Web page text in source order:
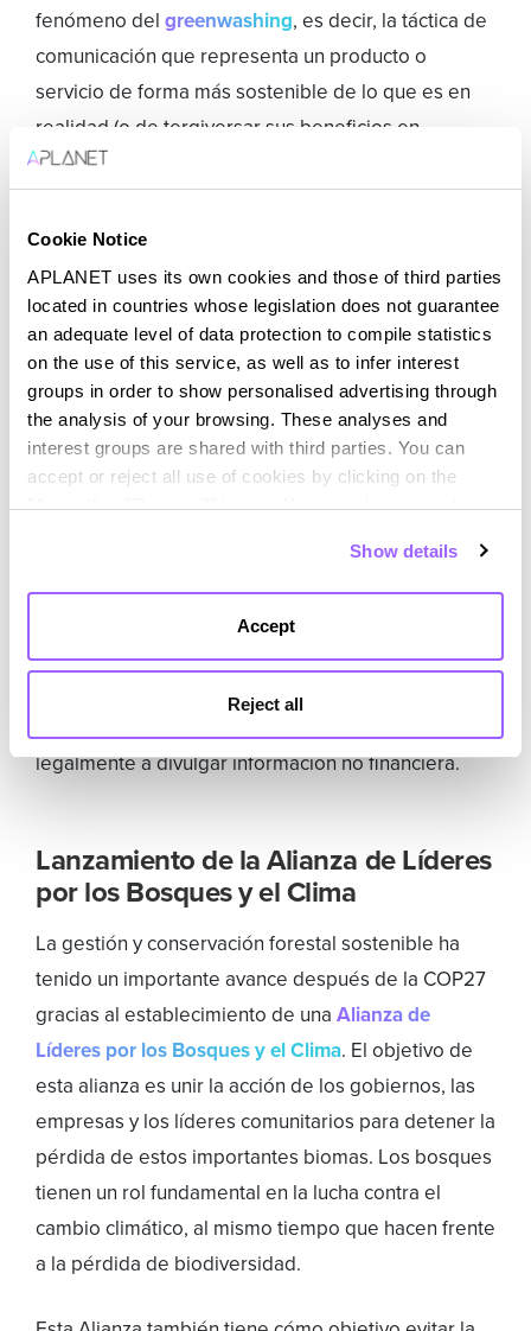
Cookie Notice
APLANET uses its own cookies and those of third parties
located in countries whose legislation does not guarantee
an adequate level of data protection to compile statistics
on the use of this service, as well as to infer interest
groups in order to show personalised advertising through
the analysis of your browsing. These analyses and
interest groups are shared with third parties. You can
accept or reject all use of cookies by clicking on the
"Accept" or "Reject all" button. You can also set and save
out more about the use of cookies and your rights in our
Cookies Policy
Show details
Accept
Reject all
fenómeno del greenwashing, es decir, la táctica de
comunicación que representa un producto o
servicio de forma más sostenible de lo que es en
realidad (o de tergiversar sus beneficios en
términos medioambientales), está siendo
reemplazado por elgreenhushing.
escrutinio de cómo las empresas comunican sus
estrategias ASG, muchas empresas están optando
por permanecer en silencio («hush«, literalmente
«callar» en inglés) sobre sus estrategias de
sostenibilidad. Esta práctica que ha surgido a modo
de protección ante posibles crisis reputacionales es
un verdadero problema para larendición de
Aquellas empresas que deciden no hacer
conversación y un ejercicio de
transparenciacon sus stakeholders que es cada
vez más necesario. Este problema atañe sobre
legalmente a divulgar información no financiera.
Lanzamiento de la Alianza de Líderes
por los Bosques y el Clima
La gestión y conservación forestal sostenible ha
tenido un importante avance después de la COP27
gracias al establecimiento de una Alianza de
Líderes por los Bosques y el Clima. El objetivo de
esta alianza es unir la acción de los gobiernos, las
empresas y los líderes comunitarios para detener la
pérdida de estos importantes biomas. Los bosques
tienen un rol fundamental en la lucha contra el
cambio climático, al mismo tiempo que hacen frente
a la pérdida de biodiversidad.